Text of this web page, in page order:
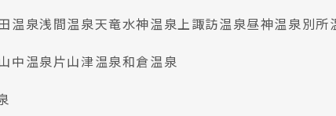
温泉浅間温泉天竜水神温泉上諏訪温泉昼神温泉別所
中温泉片山津温泉和倉温泉